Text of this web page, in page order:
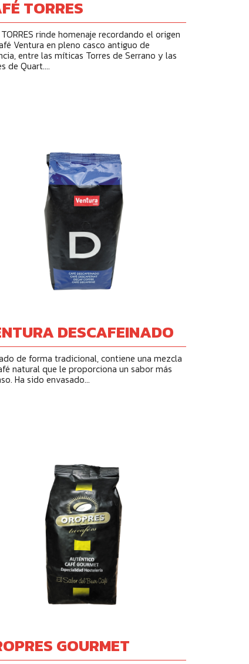
TORRES
rinde homenaje recordando el origen
Ventura en pleno casco antiguo de
entre las míticas Torres de Serrano y las
de Quart....
DESCAFEINADO
de forma tradicional, contiene una mezcla
natural que le proporciona un sabor más
Ha sido envasado...
GOURMET